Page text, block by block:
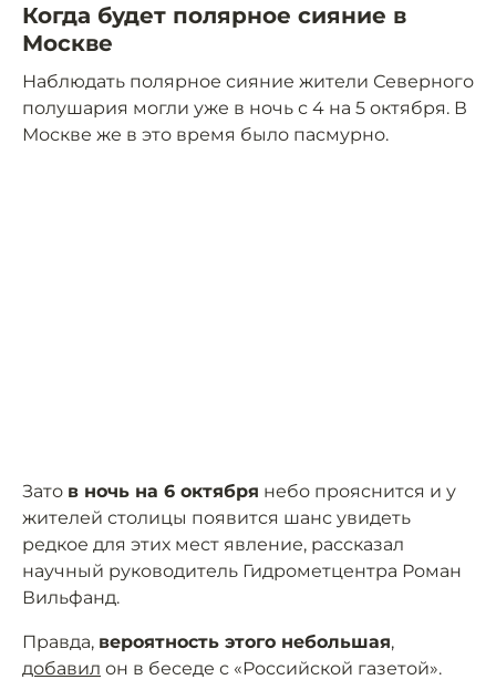
Когда будет полярное сияние в
Москве
Наблюдать полярное сияние жители Северного
полушария могли уже в ночь с 4 на 5 октября. В
Москве же в это время было пасмурно.
Зато в ночь на 6 октября небо прояснится и у
жителей столицы появится шанс увидеть
редкое для этих мест явление, рассказал
научный руководитель Гидрометцентра Роман
Вильфанд.
Правда, вероятность этого небольшая,
добавил он в беседе с «Российской газетой».